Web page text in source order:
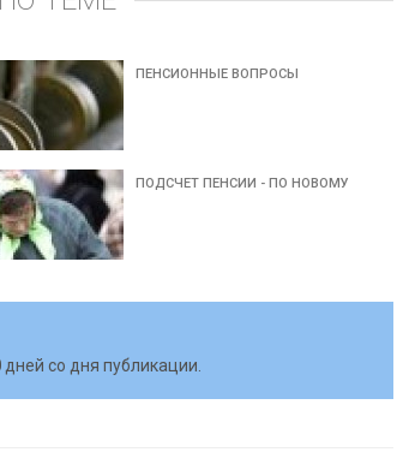
ПЕНСИОННЫЕ ВОПРОСЫ
ПОДСЧЕТ ПЕНСИИ - ПО НОВОМУ
дней со дня публикации.